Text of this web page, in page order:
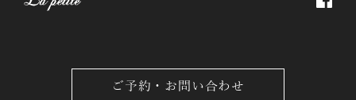
ご予約・お問い合わせ